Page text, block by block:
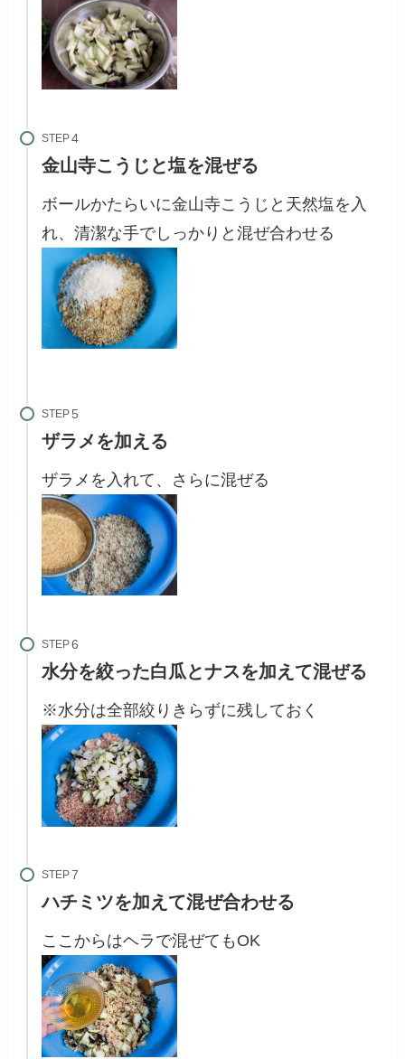
STEP
金山寺こうじと塩を混ぜる
ボールかたらいに金山寺こうじと天然塩を入
れ、清潔な手でしっかりと混ぜ合わせる
STEP
ザラメを加える
ザラメを入れて、さらに混ぜる
STEP
水分を絞った白瓜とナスを加えて混ぜる
※水分は全部絞りきらずに残しておく
STEP
ハチミツを加えて混ぜ合わせる
ここからはヘラで混ぜてもOK